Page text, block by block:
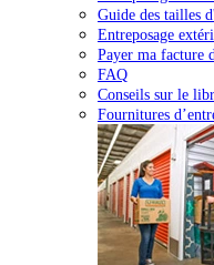
Guide des tailles
Entreposage
Payer ma facture
FAQ
Conseils sur le
Fournitures